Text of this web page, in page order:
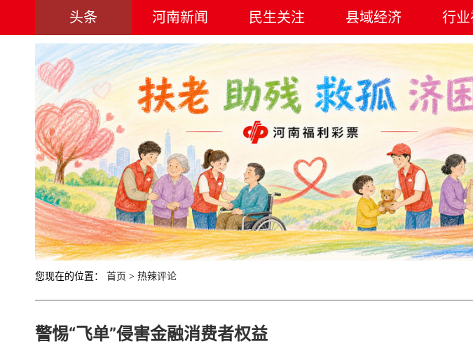
头条 河南新闻 民生关注 县域经济 行业
您现在的位置： 首页 > 热辣评论
警惕“飞单”侵害金融消费者权益